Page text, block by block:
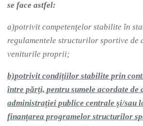
se face astfel:
a)potrivit competenţelor stabilite în
regulamentele structurilor sportive de
veniturile proprii;
b)potrivit condiţiilor stabilite prin
între părţi, pentru sumele acordate de
administraţiei publice centrale şi/sau
finanţarea programelor structurilor